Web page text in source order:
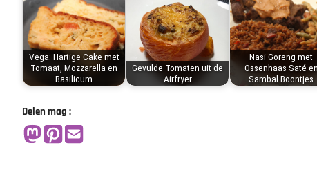
Vega: Hartige Cake met
Tomaat, Mozzarella en
Basilicum
Gevulde Tomaten uit de
Airfryer
Nasi Goreng met
Ossenhaas Saté en
Sambal Boontjes
Delen mag :